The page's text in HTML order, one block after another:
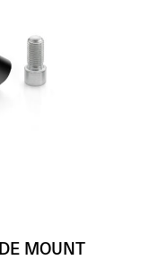
MOUNT